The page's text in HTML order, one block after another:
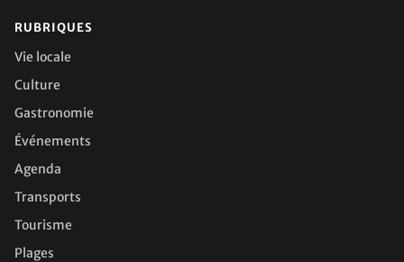
RUBRIQUES
Vie locale
Culture
Gastronomie
Événements
Agenda
Transports
Tourisme
Plages